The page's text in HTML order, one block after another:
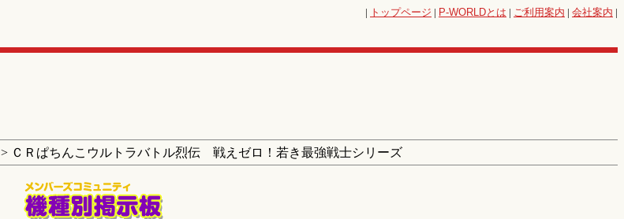
| トップページ | P-WORLDとは | ご利用案内 | 会社案内 |
> ＣＲぱちんこウルトラバトル烈伝 戦えゼロ！若き最強戦士シリーズ